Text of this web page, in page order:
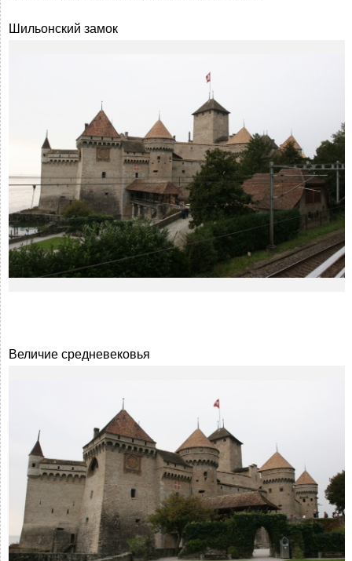
Шильонский замок
Величие средневековья